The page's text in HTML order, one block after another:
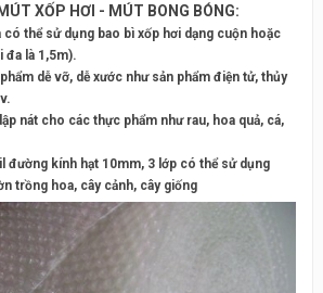
XỐP HƠI - MÚT BONG BÓNG:
thể sử dụng bao bì xốp hơi dạng cuộn hoặc
đa là 1,5m).
dễ vỡ, dễ xước như sản phẩm điện tử, thủy
nát cho các thực phẩm như rau, hoa quả, cá,
đường kính hạt 10mm, 3 lớp có thể sử dụng
trồng hoa, cây cảnh, cây giống